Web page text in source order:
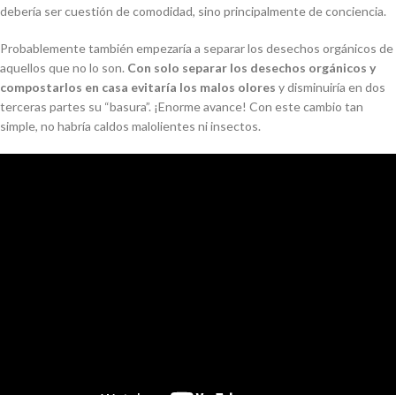
debería ser cuestión de comodidad, sino principalmente de conciencia.
Probablemente también empezaría a separar los desechos orgánicos de
aquellos que no lo son. Con solo separar los desechos orgánicos y
compostarlos en casa evitaría los malos olores y disminuiría en dos
terceras partes su “basura”. ¡Enorme avance! Con este cambio tan
simple, no habría caldos malolientes ni insectos.